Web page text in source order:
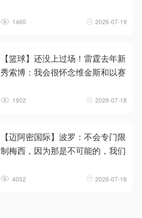
1460 2026-07-19
【篮球】还没上过场！雷霆去年新
秀索博：我会很怀念维金斯和以赛
1902 2026-07-18
【迈阿密国际】波罗：不会专门限
制梅西，因为那是不可能的，我们
4052 2026-07-18